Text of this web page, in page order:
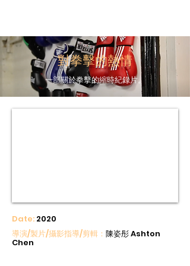
對拳擊的熱情
一部關於拳擊的縮時紀錄片。
Date: 2020
導演/製片/攝影指導/剪輯： 陳姿彤 Ashton
Chen